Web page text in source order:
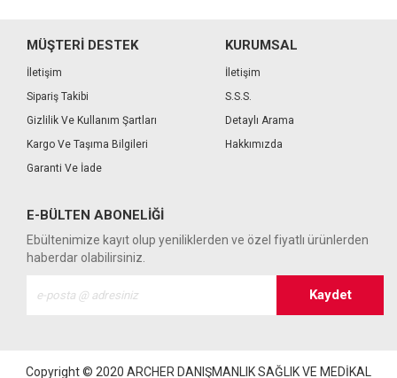
MÜŞTERİ DESTEK
İletişim
Sipariş Takibi
Gizlilik Ve Kullanım Şartları
Kargo Ve Taşıma Bilgileri
Garanti Ve İade
KURUMSAL
İletişim
S.S.S.
Detaylı Arama
Hakkımızda
E-BÜLTEN ABONELIĞI
Ebültenimize kayıt olup yeniliklerden ve özel fiyatlı ürünlerden
haberdar olabilirsiniz.
Copyright © 2020 ARCHER DANIŞMANLIK SAĞLIK VE MEDİKAL